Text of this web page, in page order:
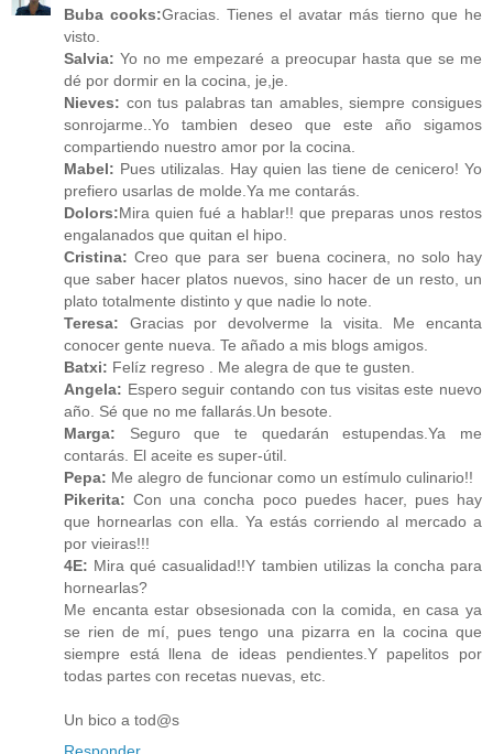
Buba cooks:Gracias. Tienes el avatar más tierno que he
visto.
Salvia: Yo no me empezaré a preocupar hasta que se me
dé por dormir en la cocina, je,je.
Nieves: con tus palabras tan amables, siempre consigues
sonrojarme..Yo tambien deseo que este año sigamos
compartiendo nuestro amor por la cocina.
Mabel: Pues utilizalas. Hay quien las tiene de cenicero! Yo
prefiero usarlas de molde.Ya me contarás.
Dolors:Mira quien fué a hablar!! que preparas unos restos
engalanados que quitan el hipo.
Cristina: Creo que para ser buena cocinera, no solo hay
que saber hacer platos nuevos, sino hacer de un resto, un
plato totalmente distinto y que nadie lo note.
Teresa: Gracias por devolverme la visita. Me encanta
conocer gente nueva. Te añado a mis blogs amigos.
Batxi: Felíz regreso . Me alegra de que te gusten.
Angela: Espero seguir contando con tus visitas este nuevo
año. Sé que no me fallarás.Un besote.
Marga: Seguro que te quedarán estupendas.Ya me
contarás. El aceite es super-útil.
Pepa: Me alegro de funcionar como un estímulo culinario!!
Pikerita: Con una concha poco puedes hacer, pues hay
que hornearlas con ella. Ya estás corriendo al mercado a
por vieiras!!!
4E: Mira qué casualidad!!Y tambien utilizas la concha para
hornearlas?
Me encanta estar obsesionada con la comida, en casa ya
se rien de mí, pues tengo una pizarra en la cocina que
siempre está llena de ideas pendientes.Y papelitos por
todas partes con recetas nuevas, etc.
Un bico a tod@s